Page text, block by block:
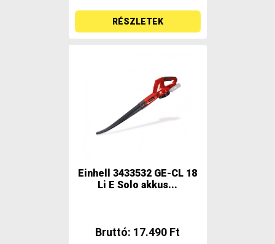
RÉSZLETEK
Einhell 3433532 GE-CL 18
Li E Solo akkus...
Bruttó: 17.490 Ft